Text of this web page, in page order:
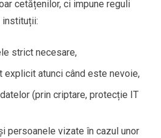
cetățenilor, ci impune reguli
instituții:
strict necesare,
explicit atunci când este nevoie,
(prin criptare, protecție IT
persoanele vizate în cazul unor